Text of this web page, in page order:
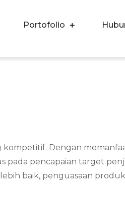
Portofolio
kompetitif. Dengan
pada pencapaian target
baik, penguasaan